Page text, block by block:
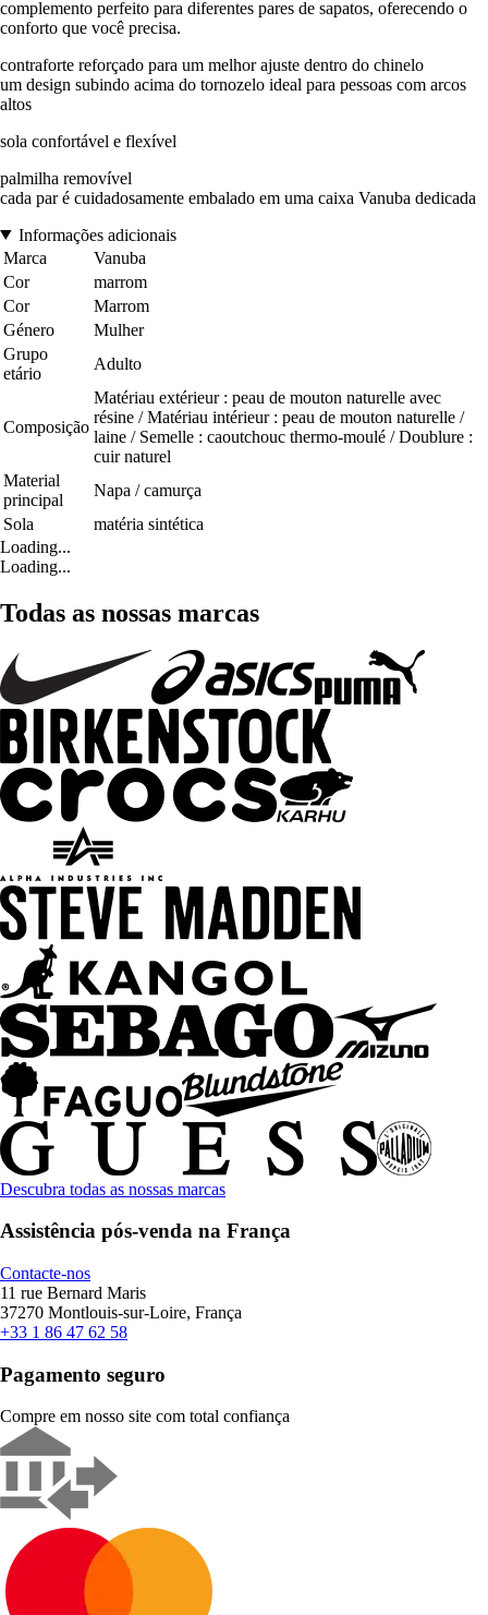
complemento perfeito para diferentes pares de sapatos, oferecendo o
conforto que você precisa.
contraforte reforçado para um melhor ajuste dentro do chinelo
um design subindo acima do tornozelo ideal para pessoas com arcos
altos
sola confortável e flexível
palmilha removível
cada par é cuidadosamente embalado em uma caixa Vanuba dedicada
Informações adicionais
Marca
Vanuba
Cor
marrom
Cor
Marrom
Género
Mulher
Grupo
etário
Adulto
Composição
Matériau extérieur : peau de mouton naturelle avec
résine / Matériau intérieur : peau de mouton naturelle /
laine / Semelle : caoutchouc thermo-moulé / Doublure :
cuir naturel
Material
principal
Napa / camurça
Sola
matéria sintética
Loading...
Loading...
Todas as nossas marcas
Descubra todas as nossas marcas
Assistência pós-venda na França
Contacte-nos
11 rue Bernard Maris
37270 Montlouis-sur-Loire, França
+33 1 86 47 62 58
Pagamento seguro
Compre em nosso site com total confiança